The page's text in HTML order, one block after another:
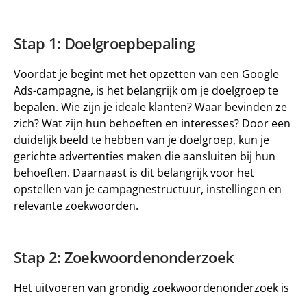
Stap 1: Doelgroepbepaling
Voordat je begint met het opzetten van een Google
Ads-campagne, is het belangrijk om je doelgroep te
bepalen. Wie zijn je ideale klanten? Waar bevinden ze
zich? Wat zijn hun behoeften en interesses? Door een
duidelijk beeld te hebben van je doelgroep, kun je
gerichte advertenties maken die aansluiten bij hun
behoeften. Daarnaast is dit belangrijk voor het
opstellen van je campagnestructuur, instellingen en
relevante zoekwoorden.
Stap 2: Zoekwoordenonderzoek
Het uitvoeren van grondig zoekwoordenonderzoek is